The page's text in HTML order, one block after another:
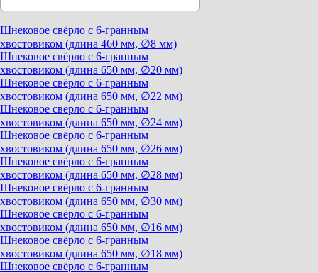
Шнековое свёрло с 6-гранным
хвостовиком (длина 460 мм, ∅8 мм)
Шнековое свёрло с 6-гранным
хвостовиком (длина 650 мм, ∅20 мм)
Шнековое свёрло с 6-гранным
хвостовиком (длина 650 мм, ∅22 мм)
Шнековое свёрло с 6-гранным
хвостовиком (длина 650 мм, ∅24 мм)
Шнековое свёрло с 6-гранным
хвостовиком (длина 650 мм, ∅26 мм)
Шнековое свёрло с 6-гранным
хвостовиком (длина 650 мм, ∅28 мм)
Шнековое свёрло с 6-гранным
хвостовиком (длина 650 мм, ∅30 мм)
Шнековое свёрло с 6-гранным
хвостовиком (длина 650 мм, ∅16 мм)
Шнековое свёрло с 6-гранным
хвостовиком (длина 650 мм, ∅18 мм)
Шнековое свёрло с 6-гранным